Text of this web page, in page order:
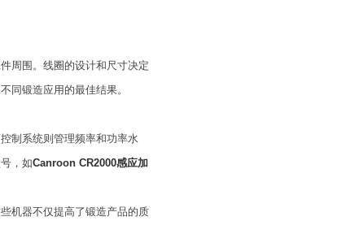
周围。线圈的设计和尺寸决定
同锻造应用的最佳结果。
制系统则管理频率和功率水
，如Canroon CR2000感应加
机器不仅提高了锻造产品的质